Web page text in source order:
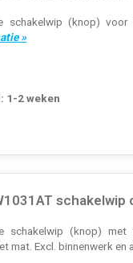
schakelwip (knop)
»
1-2 weken
schakelwip (knop)
mat. Excl. binnenwerk en